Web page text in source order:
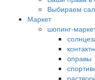
Выбираем
Маркет
шопинг-
оправы